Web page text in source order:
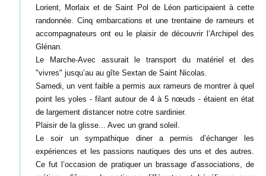
Lorient, Morlaix et de Saint Pol de Léon participaient à cette
randonnée. Cinq embarcations et une trentaine de rameurs et
accompagnateurs ont eu le plaisir de découvrir l’Archipel des
Glénan.
Le Marche-Avec assurait le transport du matériel et des
"vivres" jusqu’au au gîte Sextan de Saint Nicolas.
Samedi, un vent faible a permis aux rameurs de montrer à quel
point les yoles - filant autour de 4 à 5 nœuds - étaient en état
de largement distancer notre cotre sardinier.
Plaisir de la glisse... Avec un grand soleil.
Le soir un sympathique diner a permis d’échanger les
expériences et les passions nautiques des uns et des autres.
Ce fut l’occasion de pratiquer un brassage d’associations, de